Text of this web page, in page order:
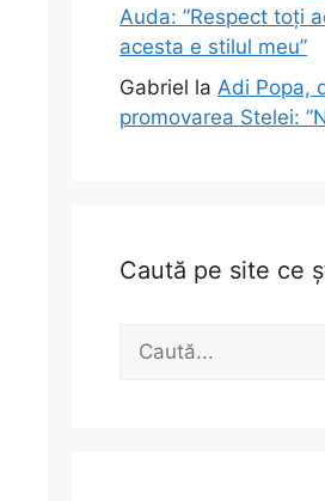
Auda: ”Respect toți
acesta e stilul meu”
Gabriel la Adi Popa,
promovarea Stelei:
Caută pe site ce
după: